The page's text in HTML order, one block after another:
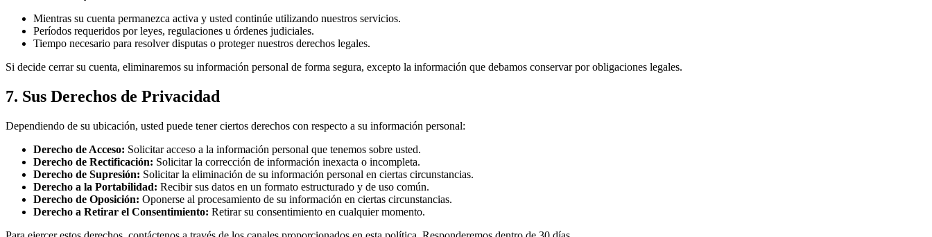
Mientras su cuenta permanezca activa y usted continúe utilizando nuestros servicios.
Períodos requeridos por leyes, regulaciones u órdenes judiciales.
Tiempo necesario para resolver disputas o proteger nuestros derechos legales.
Si decide cerrar su cuenta, eliminaremos su información personal de forma segura, excepto la información que debamos conservar por obligaciones legales.
7. Sus Derechos de Privacidad
Dependiendo de su ubicación, usted puede tener ciertos derechos con respecto a su información personal:
Derecho de Acceso: Solicitar acceso a la información personal que tenemos sobre usted.
Derecho de Rectificación: Solicitar la corrección de información inexacta o incompleta.
Derecho de Supresión: Solicitar la eliminación de su información personal en ciertas circunstancias.
Derecho a la Portabilidad: Recibir sus datos en un formato estructurado y de uso común.
Derecho de Oposición: Oponerse al procesamiento de su información en ciertas circunstancias.
Derecho a Retirar el Consentimiento: Retirar su consentimiento en cualquier momento.